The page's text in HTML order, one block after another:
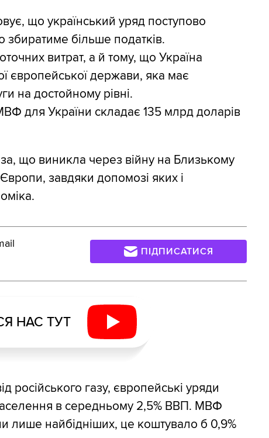
що український уряд поступово
більше податків.
витрат, а й тому, що Україна
європейської держави, яка має
на достойному рівні.
для України складає 135 млрд доларів
що виникла через війну на Близькому
завдяки допомозі яких і
ПІДПИСАТИСЯ
НАС ТУТ
російського газу, європейські уряди
в середньому 2,5% ВВП. МВФ
лише найбідніших, це коштувало б 0,9%